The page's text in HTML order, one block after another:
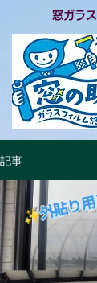
窓ガラ
記事